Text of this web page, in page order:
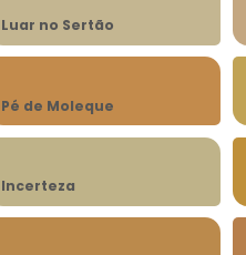
Luar no Sertão
Pé de Moleque
Incerteza